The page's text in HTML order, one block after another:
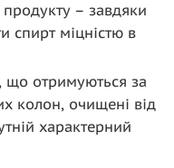
продукту – завдяки
спирт міцністю в
що отримуються за
колон, очищені від
характерний